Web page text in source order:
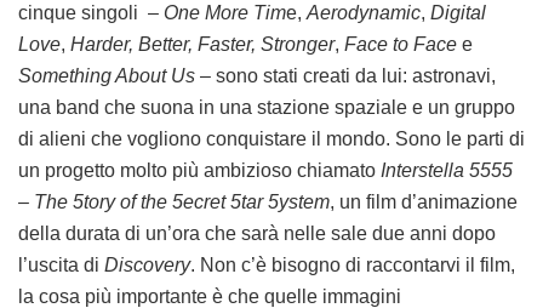
cinque singoli – One More Time, Aerodynamic, Digital
Love, Harder, Better, Faster, Stronger, Face to Face e
Something About Us – sono stati creati da lui: astronavi,
una band che suona in una stazione spaziale e un gruppo
di alieni che vogliono conquistare il mondo. Sono le parti di
un progetto molto più ambizioso chiamato Interstella 5555
– The 5tory of the 5ecret 5tar 5ystem, un film d’animazione
della durata di un’ora che sarà nelle sale due anni dopo
l’uscita di Discovery. Non c’è bisogno di raccontarvi il film,
la cosa più importante è che quelle immagini